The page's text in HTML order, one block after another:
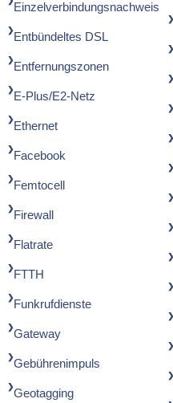
Einzelverbindungsnachweis
Entbündeltes DSL
Entfernungszonen
E-Plus/E2-Netz
Ethernet
Facebook
Femtocell
Firewall
Flatrate
FTTH
Funkrufdienste
Gateway
Gebührenimpuls
Geotagging